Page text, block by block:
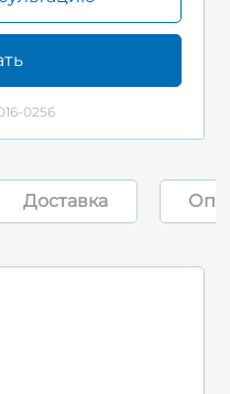
0256
Доставка